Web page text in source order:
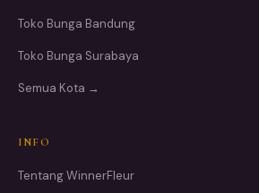
Toko Bunga Bandung
Toko Bunga Surabaya
Semua Kota →
INFO
Tentang WinnerFleur